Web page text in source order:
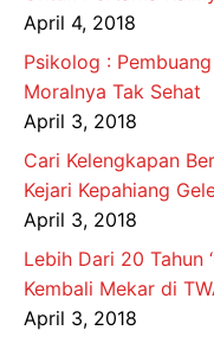
April 4, 2018
Psikolog :
Moralnya Tak Sehat
April 3, 2018
Cari Kelengkapan
Kejari Kepahiang
April 3, 2018
Lebih Dari 20 Tahun
Kembali Mekar di
April 3, 2018